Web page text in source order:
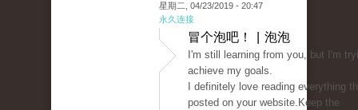
星期二, 04/23/2019 - 20:47
永久连接
冒个泡吧！ | 泡泡
I'm still learning from you, but I'm
achieve my goals.
I definitely love reading everything
posted on your website.Keep the